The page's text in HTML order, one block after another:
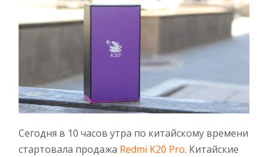
Сегодня в 10 часов утра по китайскому времени
стартовала продажа Redmi K20 Pro. Китайские